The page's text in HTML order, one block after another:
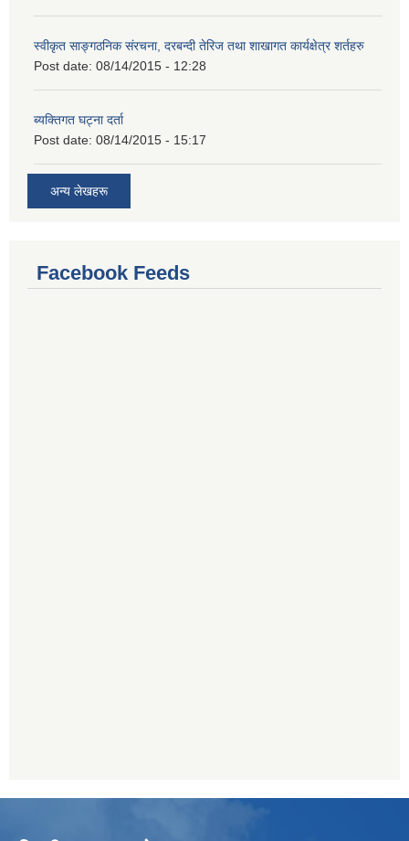
स्वीकृत साङ्गठनिक संरचना, दरबन्दी तेरिज तथा शाखागत कार्यक्षेत्र शर्तहरु
Post date: 08/14/2015 - 12:28
ब्यक्तिगत घट्ना दर्ता
Post date: 08/14/2015 - 15:17
अन्य लेखहरू
Facebook Feeds